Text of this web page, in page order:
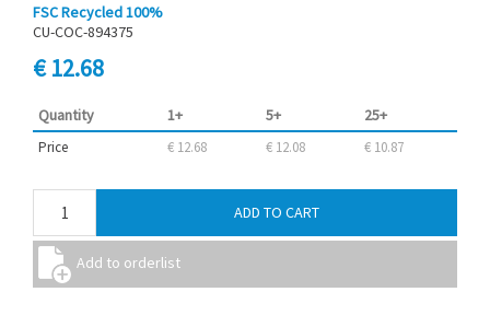
FSC Recycled 100%
CU-COC-894375
€ 12.68
Quantity 1+ 5+ 25+
Price € 12.68 € 12.08 € 10.87